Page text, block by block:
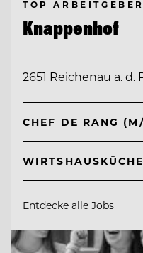
TOP ARBEITGEBER
Knappenhof
2651 Reichenau a. d.
CHEF DE RANG
Entdecke alle Jobs